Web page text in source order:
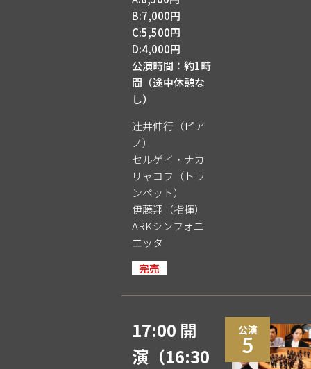
B:7,000円
C:5,500円
D:4,000円
公演時間：約1時
間（途中休憩な
し）
辻󠄀井伸行（ピア
ノ）
セルゲイ・ナカ
リャコフ（トラ
ンペット）
伊藤翔（指揮）
ARKシンフォニ
エッタ
完売
公演
5
17:00 開
演 （16:30